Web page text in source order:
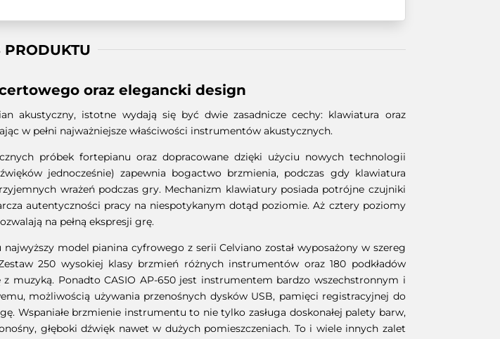
PRODUKTU
oraz elegancki design
akustyczny, istotne wydają się być dwie zasadnicze cechy: klawiatura oraz
w pełni najważniejsze właściwości instrumentów akustycznych.
próbek fortepianu oraz dopracowane dzięki użyciu nowych technologii
jednocześnie) zapewnia bogactwo brzmienia, podczas gdy klawiatura
wrażeń podczas gry. Mechanizm klawiatury posiada potrójne czujniki
autentyczności pracy na niespotykanym dotąd poziomie. Aż cztery poziomy
na pełną ekspresji grę.
model pianina cyfrowego z serii Celviano został wyposażony w szereg
250 wysokiej klasy brzmień różnych instrumentów oraz 180 podkładów
muzyką. Ponadto CASIO AP-650 jest instrumentem bardzo wszechstronnym i
możliwością używania przenośnych dysków USB, pamięci registracyjnej do
Wspaniałe brzmienie instrumentu to nie tylko zasługa doskonałej palety barw,
głęboki dźwięk nawet w dużych pomieszczeniach. To i wiele innych zalet